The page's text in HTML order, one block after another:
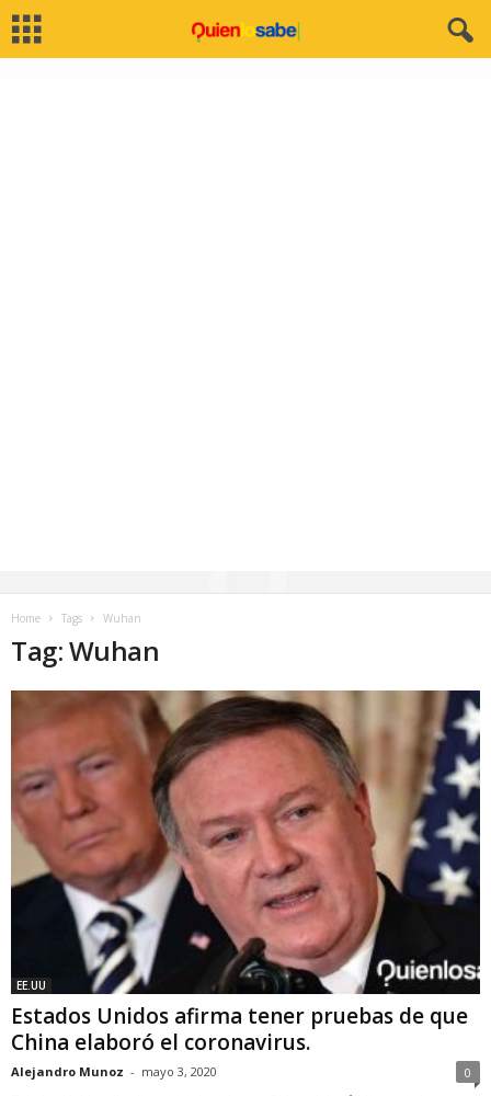
Home Tags Wuhan
Tag: Wuhan
EE.UU
Estados Unidos afirma tener pruebas de que
China elaboró el coronavirus.
Alejandro Munoz - mayo 3, 2020 0